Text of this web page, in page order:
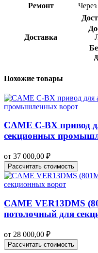
Ремонт
Доставка
Похожие товары
CAME C-BX привод
секционных
от 37 000,00 ₽
Рассчитать стоимость
CAME VER13DMS
потолочный для
от 28 000,00 ₽
Рассчитать стоимость